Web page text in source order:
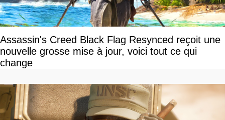
Assassin's Creed Black Flag Resynced reçoit une
nouvelle grosse mise à jour, voici tout ce qui
change